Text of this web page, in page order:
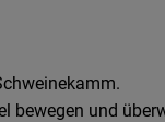
bewegen und